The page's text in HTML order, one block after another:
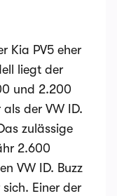
Kia PV5 eher
liegt der
und 2.200
der VW ID.
zulässige
2.600
VW ID. Buzz
Einer der